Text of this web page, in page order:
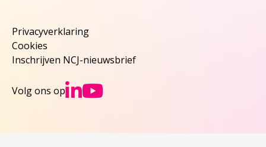
Privacyverklaring
Cookies
Inschrijven NCJ-nieuwsbrief
Volg ons op Ga naar NCJs